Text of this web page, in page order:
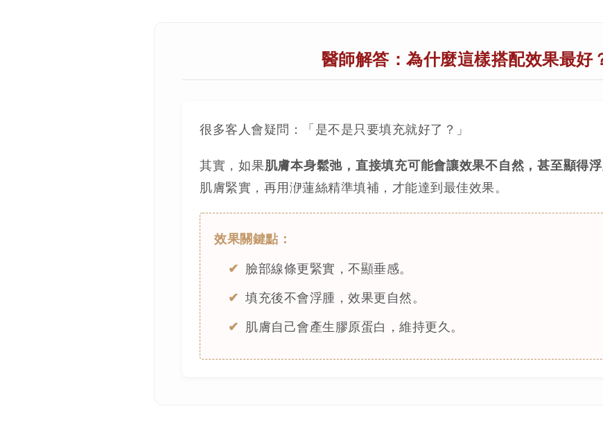
醫師解答：為什麼這樣搭配效果最好
很多客人會疑問：「是不是只要填充就好了？」
其實，如果肌膚本身鬆弛，直接填充可能會讓效果不自然，甚至顯得
肌膚緊實，再用洢蓮絲精準填補，才能達到最佳效果。
效果關鍵點：
臉部線條更緊實，不顯垂感。
填充後不會浮腫，效果更自然。
肌膚自己會產生膠原蛋白，維持更久。